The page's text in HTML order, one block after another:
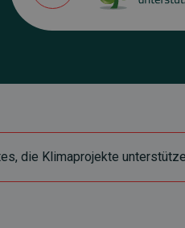
die Klimaprojekte